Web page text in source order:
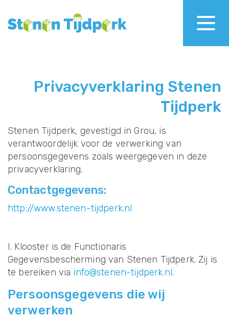
Privacyverklaring Stenen
Tijdperk
Stenen Tijdperk, gevestigd in Grou, is
verantwoordelijk voor de verwerking van
persoonsgegevens zoals weergegeven in deze
privacyverklaring.
Contactgegevens:
http://www.stenen-tijdperk.nl
I. Klooster is de Functionaris
Gegevensbescherming van Stenen Tijdperk. Zij is
te bereiken via info@stenen-tijdperk.nl.
Persoonsgegevens die wij
verwerken